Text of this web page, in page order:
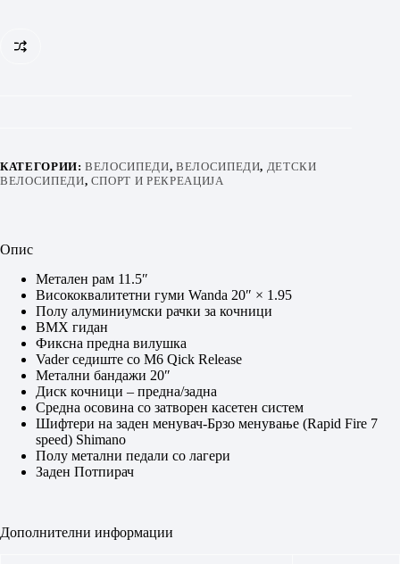
КАТЕГОРИИ:ВЕЛОСИПЕДИ, ВЕЛОСИПЕДИ, ДЕТСКИ
ВЕЛОСИПЕДИ, СПОРТ И РЕКРЕАЦИЈА
Опис
Метален рам 11.5″
Висококвалитетни гуми Wanda 20″ × 1.95
Полу алуминиумски рачки за кочници
BMX гидан
Фиксна предна вилушка
Vader седиште со М6 Qick Release
Метални бандажи 20″
Диск кочници – предна/задна
Средна осовина со затворен касетен систем
Шифтери на заден менувач-Брзо менување (Rapid Fire 7
speed) Shimano
Полу метални педали со лагери
Заден Потпирач
Дополнителни информации